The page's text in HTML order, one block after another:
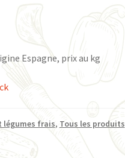
Espagne, prix au kg
légumes frais, Tous les produits